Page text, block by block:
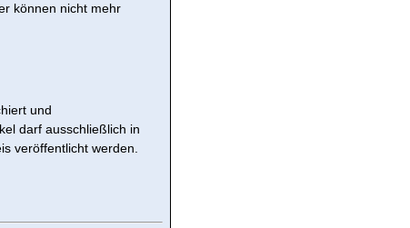
können nicht mehr
und
darf ausschließlich in
veröffentlicht werden.